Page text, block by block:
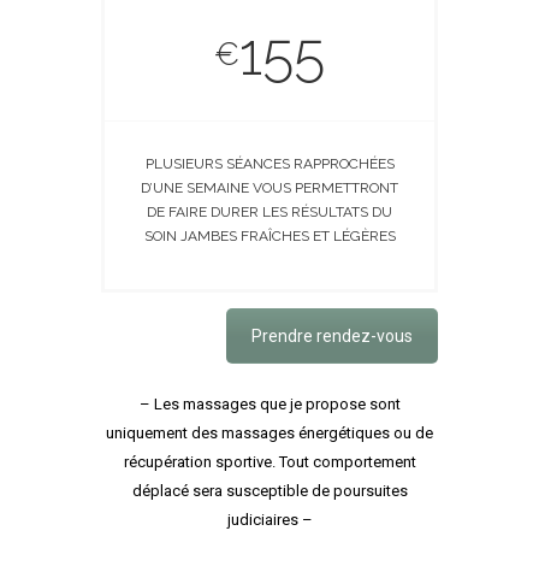
€155
PLUSIEURS SÉANCES RAPPROCHÉES
D’UNE SEMAINE VOUS PERMETTRONT
DE FAIRE DURER LES RÉSULTATS DU
SOIN JAMBES FRAÎCHES ET LÉGÈRES
Prendre rendez-vous
– Les massages que je propose sont
uniquement des massages énergétiques ou de
récupération sportive. Tout comportement
déplacé sera susceptible de poursuites
judiciaires –